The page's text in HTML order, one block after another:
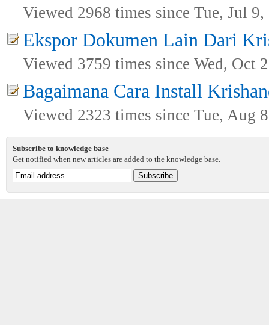
Viewed 2968 times since Tue, Jul 9,
Ekspor Dokumen Lain Dari
Viewed 3759 times since Wed, Oct
Bagaimana Cara Install
Viewed 2323 times since Tue, Aug
Subscribe to knowledge base
Get notified when new articles are added to the knowledge base.